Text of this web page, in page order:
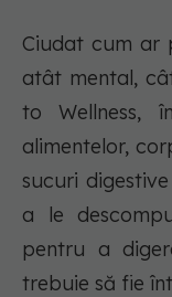
Ciudat cum ar
atât mental,
to Wellness,
alimentelor,
sucuri
a le
pentru a
trebuie să fie